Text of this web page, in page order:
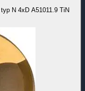
N 4xD A51011.9 TiN